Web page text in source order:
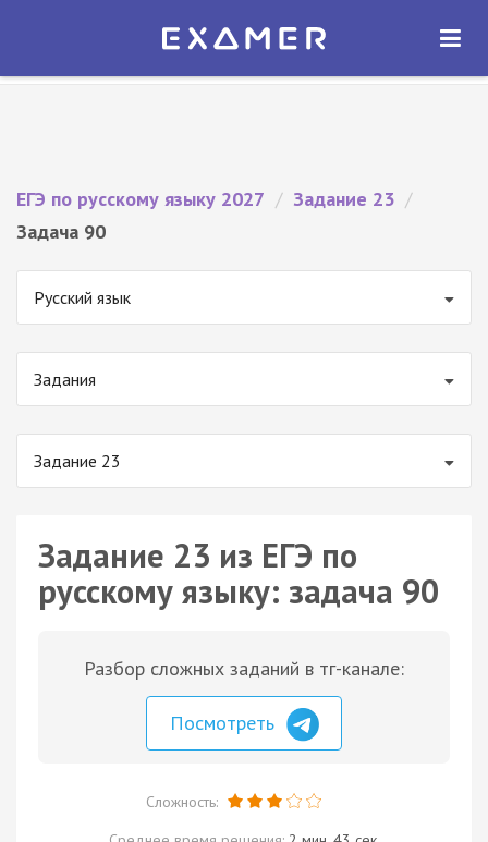
Экзамер — ЕГЭ 2027
ОТКРЫТЬ
ЕГЭ по русскому языку 2027 / Задание 23 /
Задача 90
Русский язык
Задания
Задание 23
Задание 23 из ЕГЭ по
русскому языку: задача 90
Разбор сложных заданий в тг-канале:
Посмотреть
Сложность: